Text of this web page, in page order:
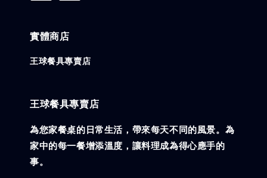
實體商店
王球餐具專賣店
王球餐具專賣店
為您家餐桌的日常生活，帶來每天不同的風景。為
家中的每一餐增添溫度，讓料理成為得心應手的
事。